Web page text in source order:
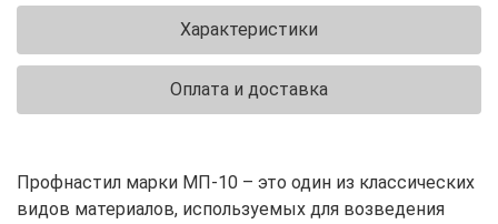
Характеристики
Оплата и доставка
Профнастил марки МП-10 – это один из классических
видов материалов, используемых для возведения